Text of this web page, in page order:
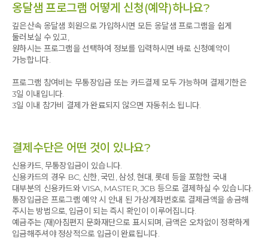
옹달샘 프로그램 어떻게 신청(예약)하나요?
깊은산속 옹달샘 회원으로 가입하시면 모든 옹달샘 프로그램을 쉽게
둘러보실 수 있고,
원하시는 프로그램을 선택하여 정보를 입력하시면 바로 신청예약이
가능합니다.
프로그램 참여비는 무통장입금 또는 카드결제 모두 가능하며 결제기한은
3일 이내입니다.
3일 이내 참가비 결제가 완료되지 않으면 자동취소 됩니다.
결제수단은 어떤 것이 있나요?
신용카드, 무통장입금이 있습니다.
신용카드의 경우 BC, 신한, 국민, 삼성, 현대, 롯데 등을 포함한 국내
대부분의 신용카드와 VISA, MASTER, JCB 등으로 결제하실 수 있습니다.
통장입금은 프로그램 예약 시 안내 된 가상계좌번호로 결제금액을 송금해
주시는 방법으로, 입금이 되는 즉시 확인이 이루어집니다.
예금주는 (재)아침편지 문화재단으로 표시되며, 금액은 오차없이 정확하게
입금해주셔야 정상적으로 입금이 완료됩니다.